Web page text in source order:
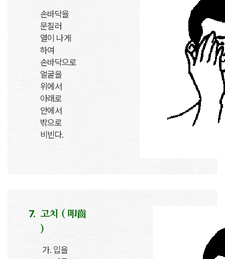
손바닥을
문질러
열이 나게
하여
손바닥으로
얼굴을
위에서
아래로
안에서
밖으로
비빈다.
고치 ( 叩齒
)
입을